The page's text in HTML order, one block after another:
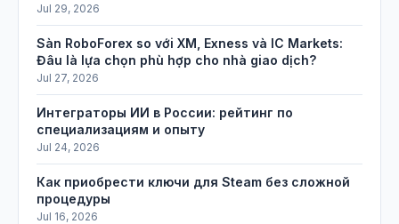
Jul 29, 2026
Sàn RoboForex so với XM, Exness và IC Markets:
Đâu là lựa chọn phù hợp cho nhà giao dịch?
Jul 27, 2026
Интеграторы ИИ в России: рейтинг по
специализациям и опыту
Jul 24, 2026
Как приобрести ключи для Steam без сложной
процедуры
Jul 16, 2026